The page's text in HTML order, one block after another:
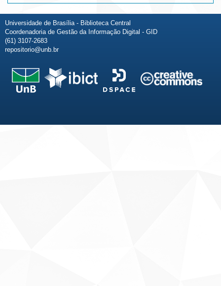
Universidade de Brasília - Biblioteca Central
Coordenadoria de Gestão da Informação Digital - GID
(61) 3107-2683
repositorio@unb.br